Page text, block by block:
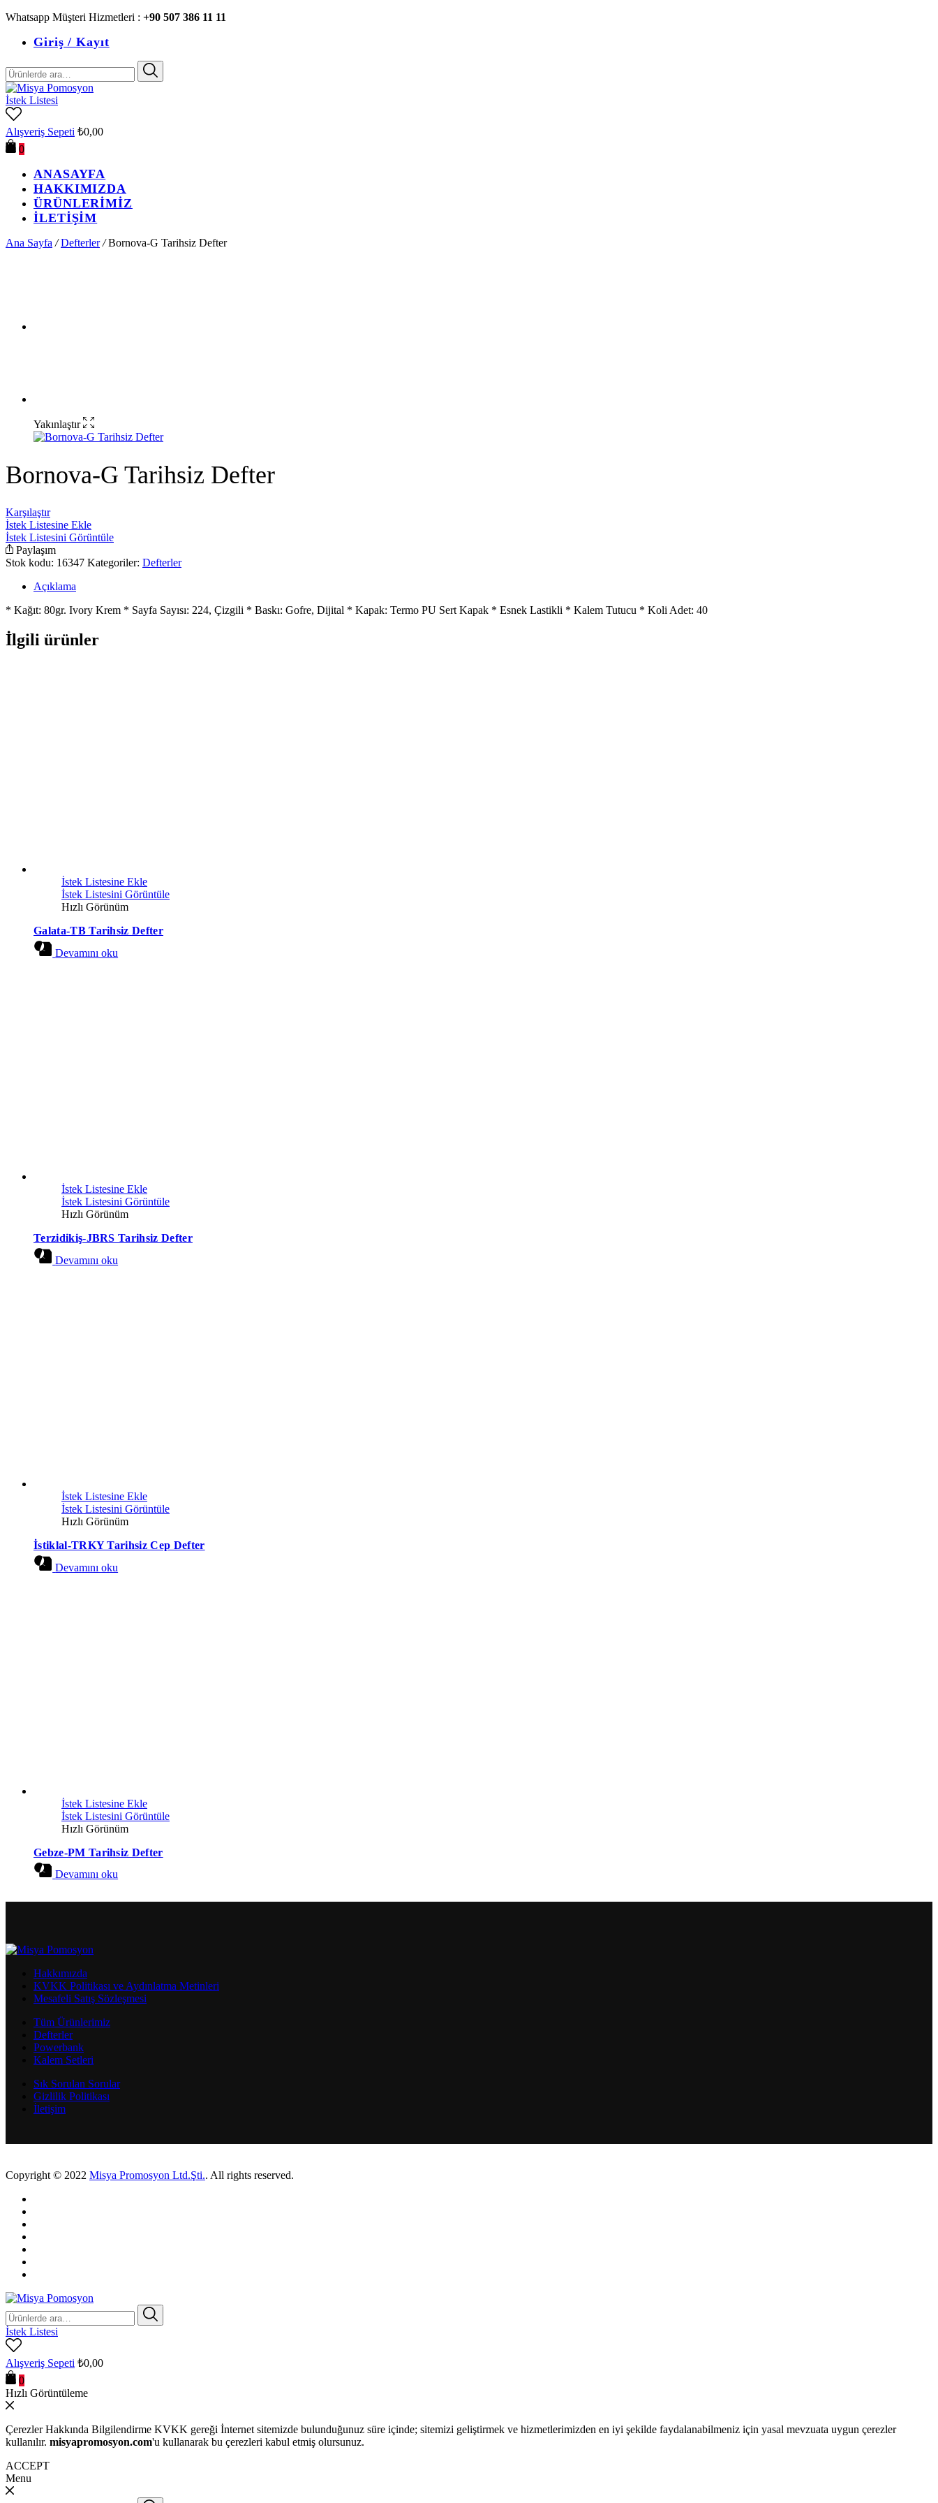
Whatsapp Müşteri Hizmetleri : +90 507 386 11 11
Giriş / Kayıt
Ara:
İstek Listesi
Alışveriş Sepeti ₺0,00
0
ANASAYFA
HAKKIMIZDA
ÜRÜNLERİMİZ
İLETİŞİM
Ana Sayfa / Defterler /Bornova-G Tarihsiz Defter
Yakınlaştır
Bornova-G Tarihsiz Defter
Karşılaştır
İstek Listesine Ekle
İstek Listesini Görüntüle
Paylaşım
Stok kodu: 16347 Kategoriler: Defterler
Açıklama
* Kağıt: 80gr. Ivory Krem * Sayfa Sayısı: 224, Çizgili * Baskı: Gofre, Dijital * Kapak: Termo PU Sert Kapak * Esnek Lastikli * Kalem Tutucu * Koli Adet: 40
İlgili ürünler
İstek Listesine Ekle
İstek Listesini Görüntüle
Hızlı Görünüm
Galata-TB Tarihsiz Defter
Devamını oku
İstek Listesine Ekle
İstek Listesini Görüntüle
Hızlı Görünüm
Terzidikiş-JBRS Tarihsiz Defter
Devamını oku
İstek Listesine Ekle
İstek Listesini Görüntüle
Hızlı Görünüm
İstiklal-TRKY Tarihsiz Cep Defter
Devamını oku
İstek Listesine Ekle
İstek Listesini Görüntüle
Hızlı Görünüm
Gebze-PM Tarihsiz Defter
Devamını oku
Hakkımızda
KVKK Politikası ve Aydınlatma Metinleri
Mesafeli Satış Sözleşmesi
Tüm Ürünlerimiz
Defterler
Powerbank
Kalem Setleri
Sık Sorulan Sorular
Gizlilik Politikası
İletişim
Copyright © 2022 Misya Promosyon Ltd.Şti.. All rights reserved.
Ara:
İstek Listesi
Alışveriş Sepeti ₺0,00
0
Hızlı Görüntüleme
Çerezler Hakkında Bilgilendirme KVKK gereği İnternet sitemizde bulunduğunuz süre içinde; sitemizi geliştirmek ve hizmetlerimizden en iyi şekilde faydalanabilmeniz için yasal mevzuata uygun çerezler
kullanılır. misyapromosyon.com'u kullanarak bu çerezleri kabul etmiş olursunuz.
ACCEPT
Menu